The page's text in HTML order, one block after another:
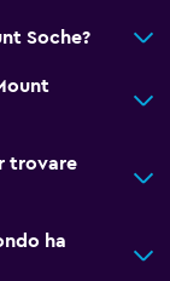
Soche?
trovare
ha